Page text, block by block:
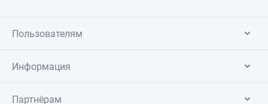
Пользователям
Информация
Партнёрам